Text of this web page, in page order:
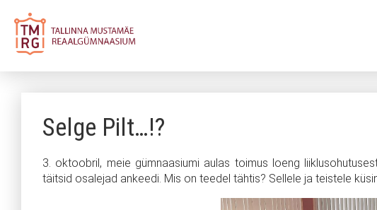
Selge Pilt…!?
3. oktoobril, meie gümnaasiumi aulas toimus loeng
täitsid osalejad ankeedi. Mis on teedel tähtis? Sellele ja teistele